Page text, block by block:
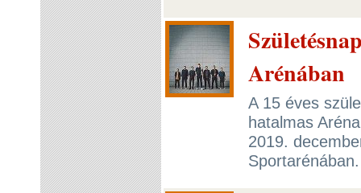
Arénában
A 15 éves
hatalmas
2019.